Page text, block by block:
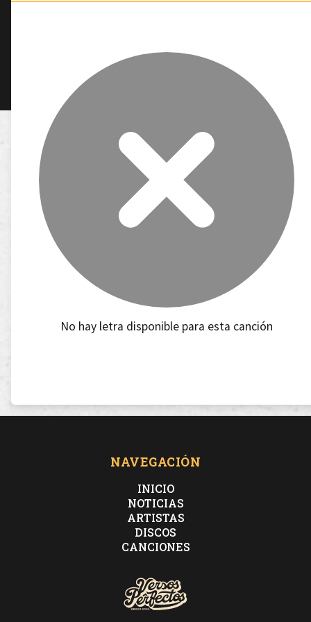
No hay letra disponible para esta canción
NAVEGACIÓN
INICIO
NOTICIAS
ARTISTAS
DISCOS
CANCIONES